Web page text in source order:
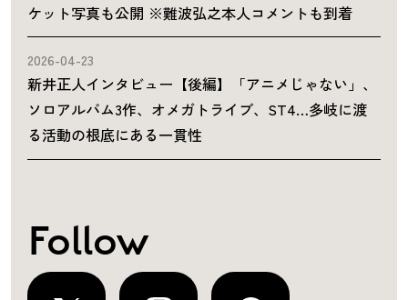
ケット写真も公開 ※難波弘之本人コメントも到着
2026-04-23
新井正人インタビュー【後編】「アニメじゃない」、
ソロアルバム3作、オメガトライブ、ST4…多岐に渡
る活動の根底にある一貫性
Follow